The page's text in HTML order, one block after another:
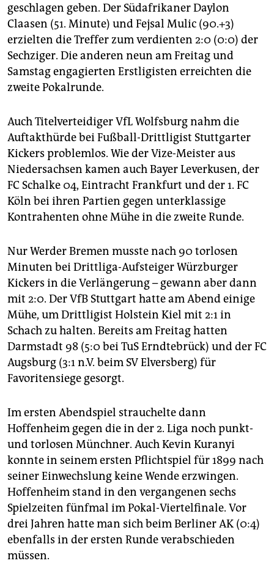
genossenschaft
epaper login
geschlagen geben. Der Südafrikaner Daylon
Claasen (51. Minute) und Fejsal Mulic (90.+3)
erzielten die Treffer zum verdienten 2:0 (0:0) der
Sechziger. Die anderen neun am Freitag und
Samstag engagierten Erstligisten erreichten die
zweite Pokalrunde.
Auch Titelverteidiger VfL Wolfsburg nahm die
Auftakthürde bei Fußball-Drittligist Stuttgarter
Kickers problemlos. Wie der Vize-Meister aus
Niedersachsen kamen auch Bayer Leverkusen, der
FC Schalke 04, Eintracht Frankfurt und der 1. FC
Köln bei ihren Partien gegen unterklassige
Kontrahenten ohne Mühe in die zweite Runde.
Nur Werder Bremen musste nach 90 torlosen
Minuten bei Drittliga-Aufsteiger Würzburger
Kickers in die Verlängerung – gewann aber dann
mit 2:0. Der VfB Stuttgart hatte am Abend einige
Mühe, um Drittligist Holstein Kiel mit 2:1 in
Schach zu halten. Bereits am Freitag hatten
Darmstadt 98 (5:0 bei TuS Erndtebrück) und der FC
Augsburg (3:1 n.V. beim SV Elversberg) für
Favoritensiege gesorgt.
Im ersten Abendspiel strauchelte dann
Hoffenheim gegen die in der 2. Liga noch punkt-
und torlosen Münchner. Auch Kevin Kuranyi
konnte in seinem ersten Pflichtspiel für 1899 nach
seiner Einwechslung keine Wende erzwingen.
Hoffenheim stand in den vergangenen sechs
Spielzeiten fünfmal im Pokal-Viertelfinale. Vor
drei Jahren hatte man sich beim Berliner AK (0:4)
ebenfalls in der ersten Runde verabschieden
müssen.